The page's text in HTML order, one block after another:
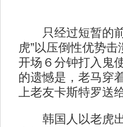
只经过短暂的前
虎”以压倒性优势
开场６分钟打入鬼
的遗憾是，老马穿
上老友卡斯特罗送
韩国人以老虎出